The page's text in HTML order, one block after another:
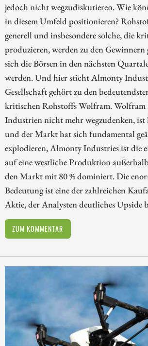
jedoch nicht wegzudiskutieren. Wie
in diesem Umfeld positionieren?
generell und insbesondere solche, die
produzieren, werden zu den Gewinnern
sich die Börsen in den nächsten
werden. Und hier sticht Almonty
Gesellschaft gehört zu den
kritischen Rohstoffs Wolfram. Wolfram
Industrien nicht mehr wegzudenken, ist
und der Markt hat sich fundamental
explodieren, Almonty Industries ist die
auf eine westliche Produktion
den Markt mit 80 % dominiert. Die
Bedeutung ist eine der zahlreichen
Aktie, der Analysten deutliches Upside
ZUM KOMMENTAR